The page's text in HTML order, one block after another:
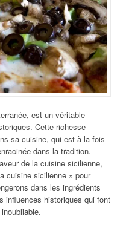
est un véritable
Cette richesse
sa cuisine, qui est à la fois
dans la tradition.
de la cuisine sicilienne,
cuisine sicilienne » pour
dans les ingrédients
influences historiques qui font